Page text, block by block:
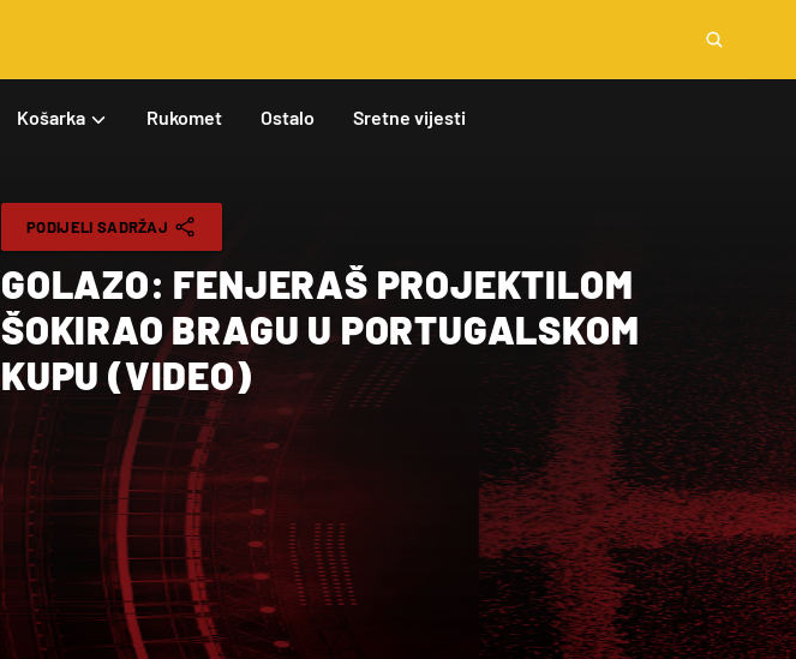
Košarka Rukomet Ostalo Sretne vijesti
PODIJELI SADRŽAJ
GOLAZO: FENJERAŠ PROJEKTILOM
ŠOKIRAO BRAGU U PORTUGALSKOM
KUPU (VIDEO)